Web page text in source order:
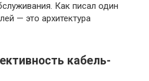
Как писал один
— это архитектура
кабель-